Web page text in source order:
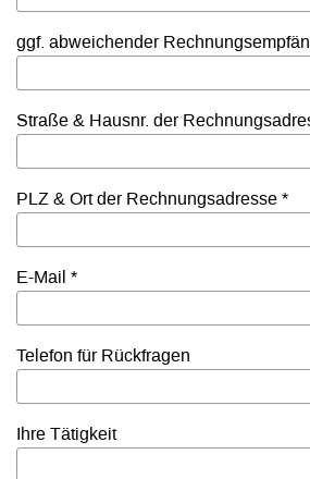
ggf. abweichender
Straße & Hausnr. der
PLZ & Ort der Rechnungsadresse *
E-Mail *
Telefon für Rückfragen
Ihre Tätigkeit